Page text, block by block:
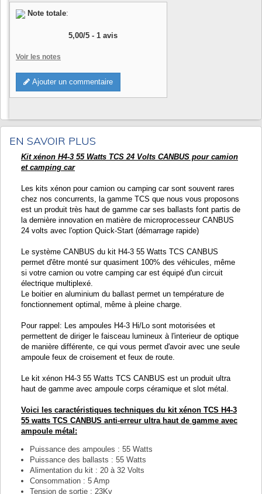
Note totale:
5,00/5 - 1 avis
Voir les notes
Ajouter un commentaire
EN SAVOIR PLUS
Kit xénon H4-3 55 Watts TCS 24 Volts CANBUS pour camion
et camping car
Les kits xénon pour camion ou camping car sont souvent rares
chez nos concurrents, la gamme TCS que nous vous proposons
est un produit très haut de gamme car ses ballasts font partis de
la dernière innovation en matière de microprocesseur CANBUS
24 volts avec l'option Quick-Start (démarrage rapide)
Le système CANBUS du kit H4-3 55 Watts TCS CANBUS
permet d'être monté sur quasiment 100% des véhicules, même
si votre camion ou votre camping car est équipé d'un circuit
électrique multiplexé.
Le boitier en aluminium du ballast permet un température de
fonctionnement optimal, même à pleine charge.
Pour rappel: Les ampoules H4-3 Hi/Lo sont motorisées et
permettent de diriger le faisceau lumineux à l'interieur de optique
de manière différente, ce qui vous permet d'avoir avec une seule
ampoule feux de croisement et feux de route.
Le kit xénon H4-3 55 Watts TCS CANBUS est un produit ultra
haut de gamme avec ampoule corps céramique et slot métal.
Voici les caractéristiques techniques du kit xénon TCS H4-3
55 watts TCS CANBUS anti-erreur ultra haut de gamme avec
ampoule métal:
Puissance des ampoules : 55 Watts
Puissance des ballasts : 55 Watts
Alimentation du kit : 20 à 32 Volts
Consommation : 5 Amp
Tension de sortie : 23Kv